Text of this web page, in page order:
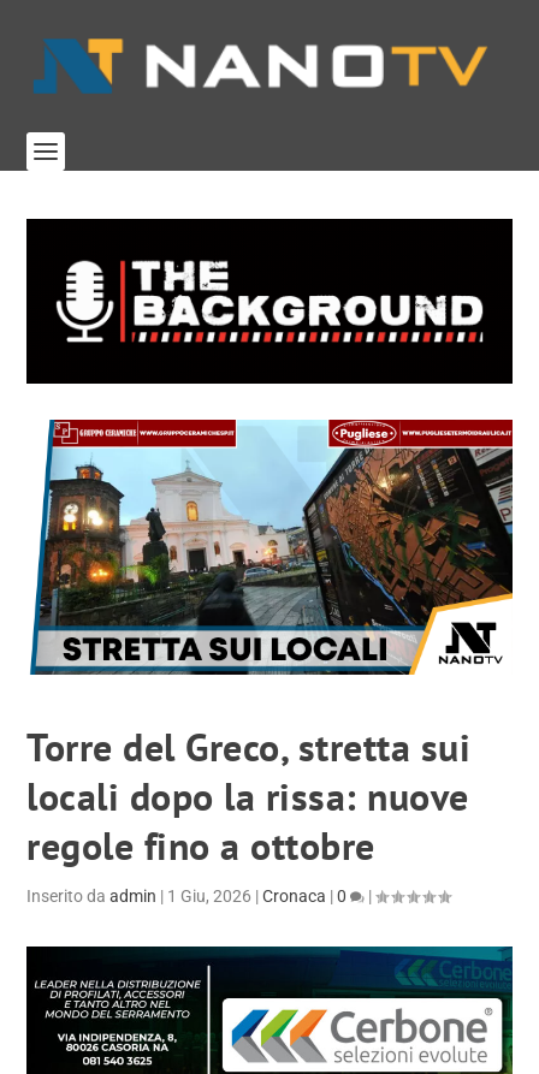
Torre del Greco, stretta sui
locali dopo la rissa: nuove
regole fino a ottobre
Inserito daadmin | 1 Giu, 2026 |Cronaca |0 |